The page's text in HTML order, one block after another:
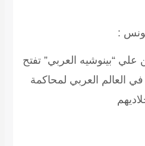
:
علي “بينوشيه العربي” تفتح
في العالم العربي لمحاكمة